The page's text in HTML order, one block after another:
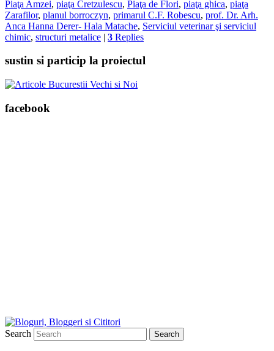
Piaţa Amzei, piaţa Cretzulescu, Piaţa de Flori, piaţa ghica, piaţa
Zarafilor, planul borroczyn, primarul C.F. Robescu, prof. Dr. Arh.
Anca Hanna Derer- Hala Matache, Serviciul veterinar şi serviciul
chimic, structuri metalice | 3 Replies
sustin si particip la proiectul
facebook
Search